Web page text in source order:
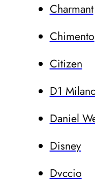
Charmant
Chimento
Citizen
D1
Daniel
Disney
Dvccio